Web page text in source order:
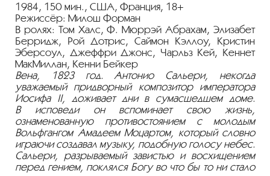
1984, 150 мин., США, Франция, 18+
Режиссёр: Милош Форман
В ролях: Том Халс, Ф. Мюррэй Абрахам, Элизабет
Берридж, Рой Дотрис, Саймон Кэллоу, Кристин
Эберсоул, Джеффри Джонс, Чарльз Кей, Кеннет
МакМиллан, Кенни Бейкер
Вена, 1823 год. Антонио Сальери, некогда
уважаемый придворный композитор императора
Иосифа II, доживает дни в сумасшедшем доме.
В исповеди он вспоминает свою жизнь,
ознаменованную противостоянием с молодым
Вольфгангом Амадеем Моцартом, который словно
играючи создавал музыку, подобную голосу небес.
Сальери, разрываемый завистью и восхищением
перед гением, поклялся Богу во что бы то ни стало